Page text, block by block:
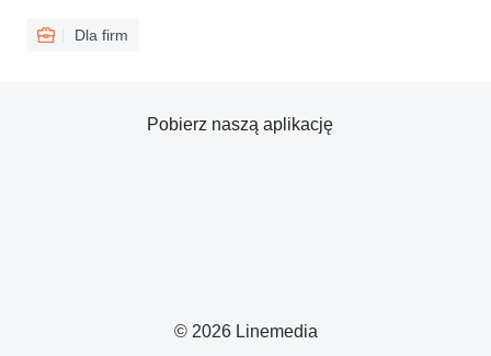
Dla firm
© 2026 Linemedia
Pobierz naszą aplikację